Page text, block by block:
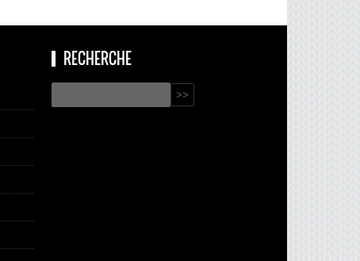
RECHERCHE